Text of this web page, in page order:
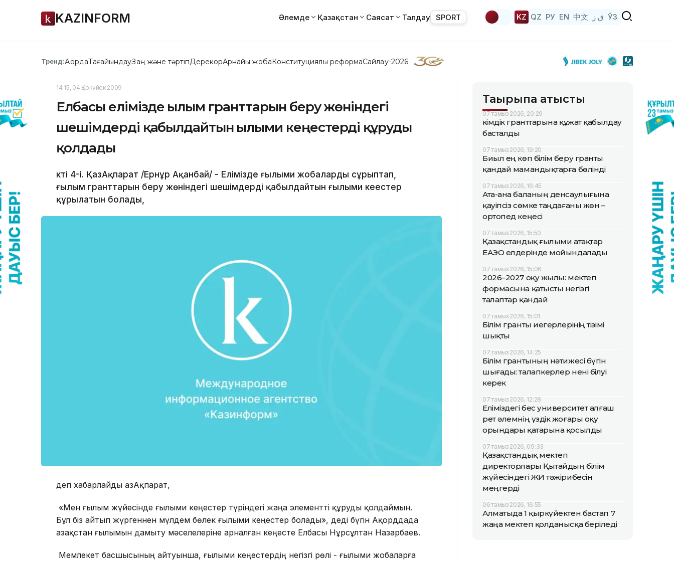
KAZINFORM Әлемде Қазақстан Саясат Талдау SPORT KZ QZ РУ EN 中文 ق ز ЎЗ
Тренд:АқордаТағайындауЗаң және тәртіпДерекқорАрнайы жобаКонституциялық реформаСайлау-2026
14:15, 04 Қыркүйек 2009
Елбасы елімізде ғылым гранттарын беру жөніндегі
шешімдерді қабылдайтын ғылыми кеңестерді құруды
қолдады
ктің 4-і. ҚазАқпарат /Ернұр Ақанбай/ - Елімізде ғылыми жобаларды сұрыптап,
ғылым гранттарын беру жөніндегі шешімдерді қабылдайтын ғылыми кеңестер
құрылатын болады,
деп хабарлайды ҚазАқпарат,
«Мен ғылым жүйесінде ғылыми кеңестер түріндегі жаңа элементті құруды қолдаймын.
Бұл біз айтып жүргеннен мүлдем бөлек ғылыми кеңестер болады», деді бүгін Ақорддада
Қазақстан ғылымын дамыту мәселелеріне арналған кеңесте Елбасы Нұрсұлтан Назарбаев.
Мемлекет басшысының айтуынша, ғылыми кеңестердің негізгі рөлі - ғылыми жобаларға
Тақырыпқа қатысты
07 тамыз 2026, 20:29
Әкімдік гранттарына құжат қабылдау
басталды
07 тамыз 2026, 19:20
Биыл ең көп білім беру гранты
қандай мамандықтарға бөлінді
07 тамыз 2026, 16:45
Ата-ана баланың денсаулығына
қауіпсіз сөмке таңдағаны жөн –
ортопед кеңесі
07 тамыз 2026, 15:50
Қазақстандық ғылыми атақтар
ЕАЭО елдерінде мойындалады
07 тамыз 2026, 15:06
2026–2027 оқу жылы: мектеп
формасына қатысты негізгі
талаптар қандай
07 тамыз 2026, 15:01
Білім гранты иегерлерінің тізімі
шықты
07 тамыз 2026, 14:25
Білім грантының нәтижесі бүгін
шығады: талапкерлер нені білуі
керек
07 тамыз 2026, 12:28
Еліміздегі бес университет алғаш
рет әлемнің үздік жоғары оқу
орындары қатарына қосылды
07 тамыз 2026, 09:33
Қазақстандық мектеп
директорлары Қытайдың білім
жүйесіндегі ЖИ тәжірибесін
меңгерді
06 тамыз 2026, 16:55
Алматыда 1 қыркүйектен бастап 7
жаңа мектеп қолданысқа беріледі